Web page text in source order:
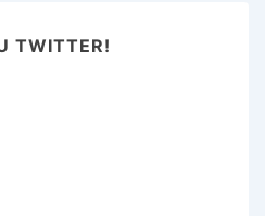
TWITTER!